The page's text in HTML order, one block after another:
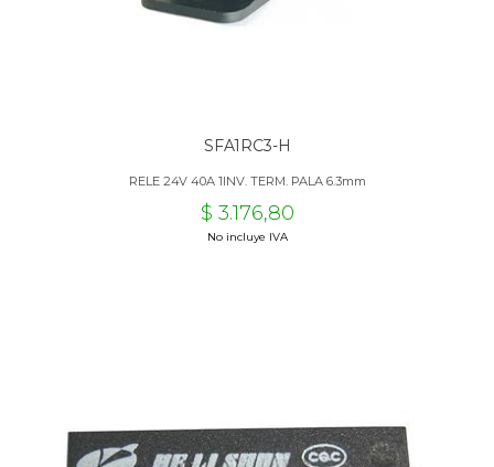
SFA1RC3-H
RELE 24V 40A 1INV. TERM. PALA 6.3mm
$ 3.176,80
No incluye IVA